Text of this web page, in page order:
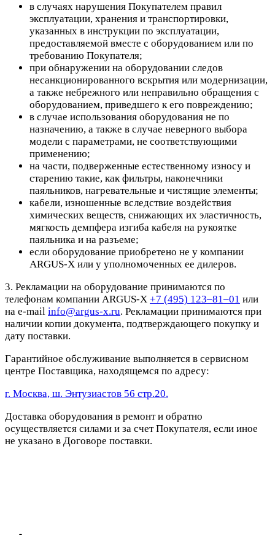
в случаях нарушения Покупателем правил
эксплуатации, хранения и транспортировки,
указанных в инструкции по эксплуатации,
предоставляемой вместе с оборудованием или по
требованию Покупателя;
при обнаружении на оборудовании следов
несанкционированного вскрытия или модернизации,
а также небрежного или неправильно обращения с
оборудованием, приведшего к его повреждению;
в случае использования оборудования не по
назначению, а также в случае неверного выбора
модели с параметрами, не соответствующими
применению;
на части, подверженные естественному износу и
старению такие, как фильтры, наконечники
паяльников, нагревательные и чистящие элементы;
кабели, изношенные вследствие воздействия
химических веществ, снижающих их эластичность,
мягкость демпфера изгиба кабеля на рукоятке
паяльника и на разъеме;
если оборудование приобретено не у компании
ARGUS-X или у уполномоченных ее дилеров.
3. Рекламации на оборудование принимаются по
телефонам компании ARGUS-X +7 (495) 123–81–01 или
на e-mail info@argus-x.ru. Рекламации принимаются при
наличии копии документа, подтверждающего покупку и
дату поставки.
Гарантийное обслуживание выполняется в сервисном
центре Поставщика, находящемся по адресу:
г. Москва, ш. Энтузиастов 56 стр.20.
Доставка оборудования в ремонт и обратно
осуществляется силами и за счет Покупателя, если иное
не указано в Договоре поставки.